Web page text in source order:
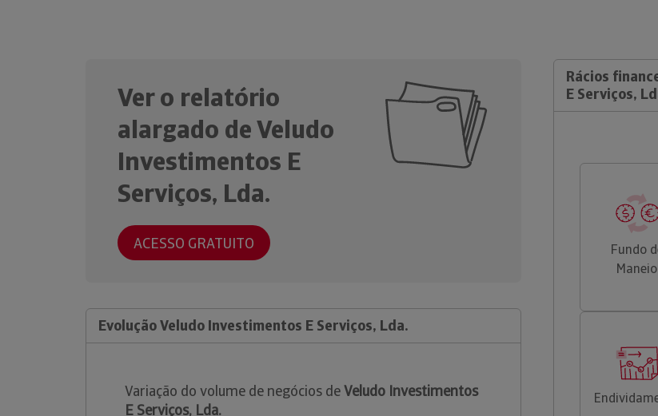
Ver o relatório
alargado de Veludo
Investimentos E
Serviços, Lda.
ACESSO GRATUITO
Evolução Veludo Investimentos E Serviços, Lda.
Variação do volume de negócios deVeludo Investimentos
E Serviços, Lda.
Rácios
E Serviços,
Fundo
Maneio